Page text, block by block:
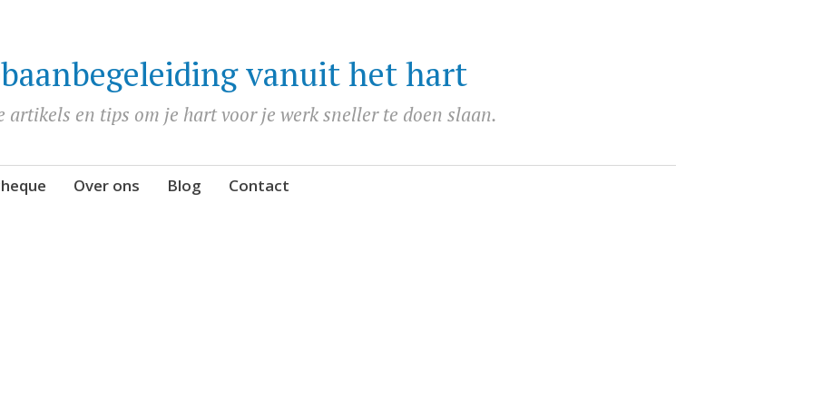
vanuit het hart
artikels en tips om je hart voor je werk sneller te doen slaan.
Over ons Blog Contact